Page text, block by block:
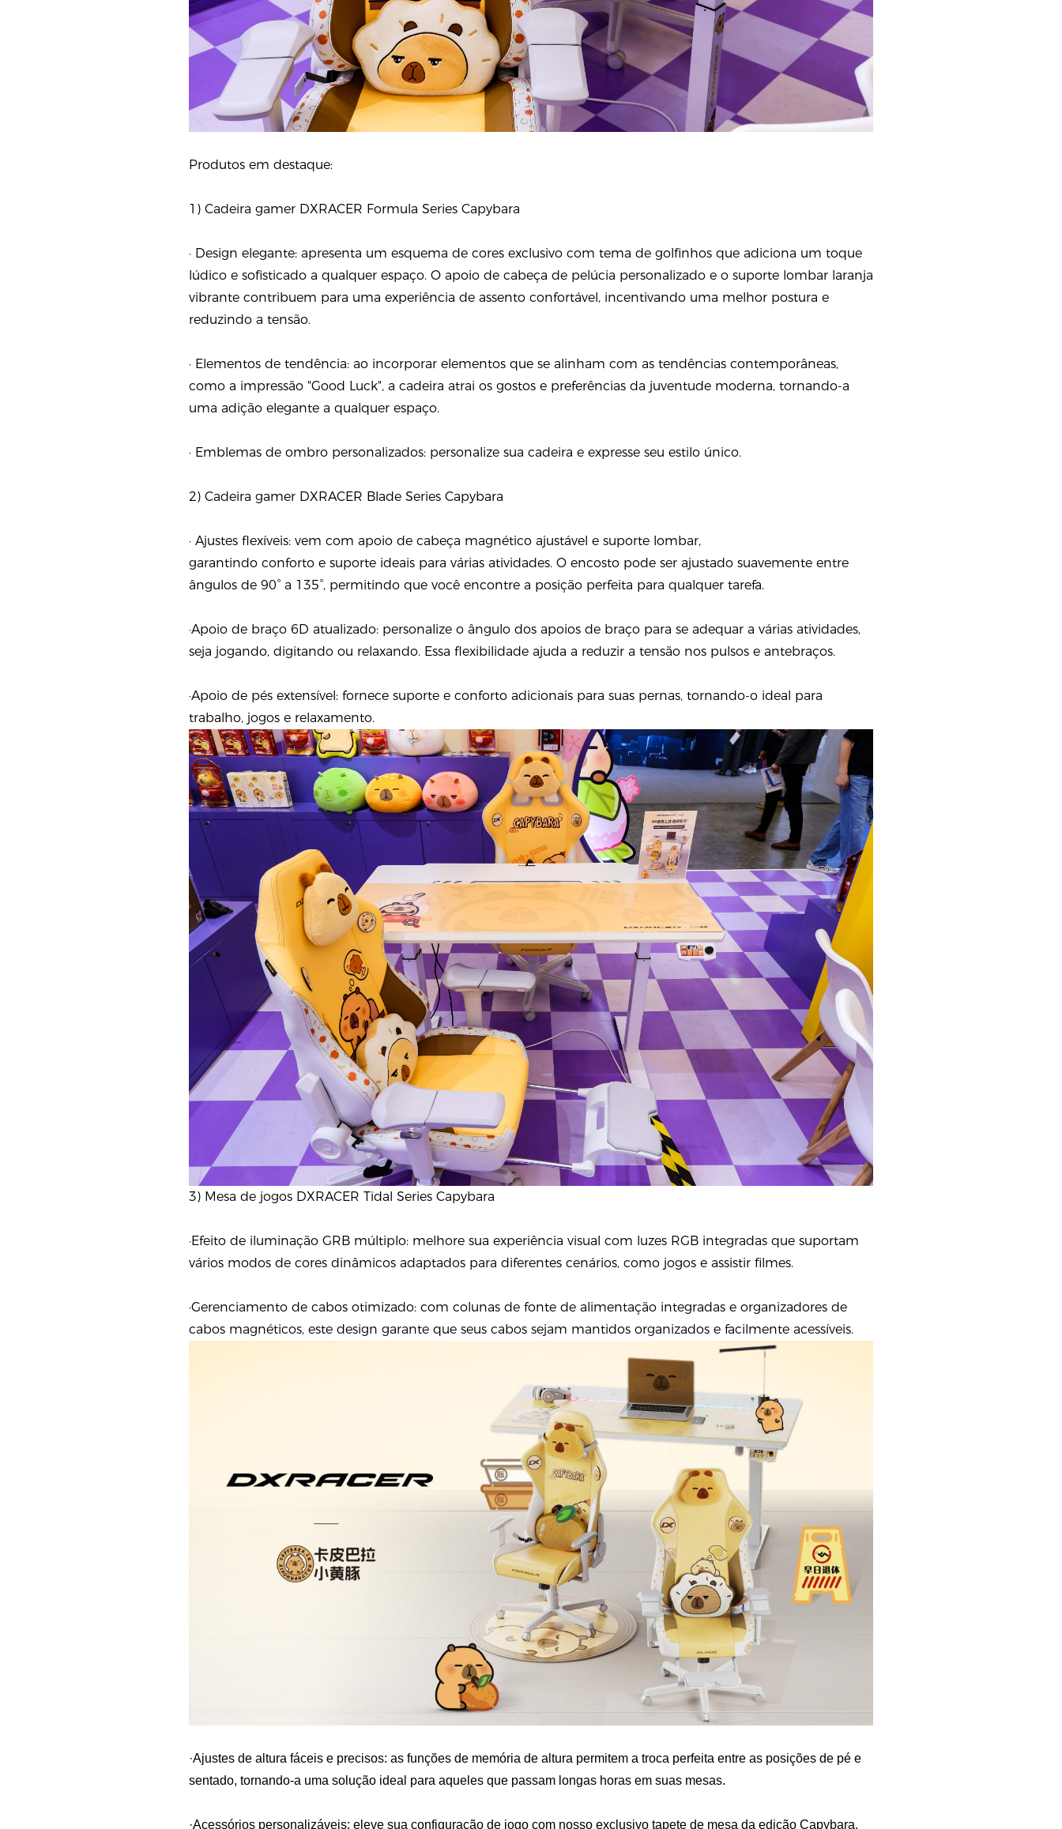
Produtos em destaque:
1) Cadeira gamer DXRACER Formula Series Capybara
· Design elegante: apresenta um esquema de cores exclusivo com tema de golfinhos que adiciona um toque
lúdico e sofisticado a qualquer espaço. O apoio de cabeça de pelúcia personalizado e o suporte lombar laranja
vibrante contribuem para uma experiência de assento confortável, incentivando uma melhor postura e
reduzindo a tensão.
· Elementos de tendência: ao incorporar elementos que se alinham com as tendências contemporâneas,
como a impressão "Good Luck", a cadeira atrai os gostos e preferências da juventude moderna, tornando-a
uma adição elegante a qualquer espaço.
· Emblemas de ombro personalizados: personalize sua cadeira e expresse seu estilo único.
2) Cadeira gamer DXRACER Blade Series Capybara
· Ajustes flexíveis: vem com apoio de cabeça magnético ajustável e suporte lombar,
garantindo conforto e suporte ideais para várias atividades. O encosto pode ser ajustado suavemente entre
ângulos de 90° a 135°, permitindo que você encontre a posição perfeita para qualquer tarefa.
·Apoio de braço 6D atualizado: personalize o ângulo dos apoios de braço para se adequar a várias atividades,
seja jogando, digitando ou relaxando. Essa flexibilidade ajuda a reduzir a tensão nos pulsos e antebraços.
·Apoio de pés extensível: fornece suporte e conforto adicionais para suas pernas, tornando-o ideal para
trabalho, jogos e relaxamento.
3) Mesa de jogos DXRACER Tidal Series Capybara
·Efeito de iluminação GRB múltiplo: melhore sua experiência visual com luzes RGB integradas que suportam
vários modos de cores dinâmicos adaptados para diferentes cenários, como jogos e assistir filmes.
·Gerenciamento de cabos otimizado: com colunas de fonte de alimentação integradas e organizadores de
cabos magnéticos, este design garante que seus cabos sejam mantidos organizados e facilmente acessíveis.
·Ajustes de altura fáceis e precisos: as funções de memória de altura permitem a troca perfeita entre as posições de pé e
sentado, tornando-a uma solução ideal para aqueles que passam longas horas em suas mesas.
·Acessórios personalizáveis: eleve sua configuração de jogo com nosso exclusivo tapete de mesa da edição Capybara,